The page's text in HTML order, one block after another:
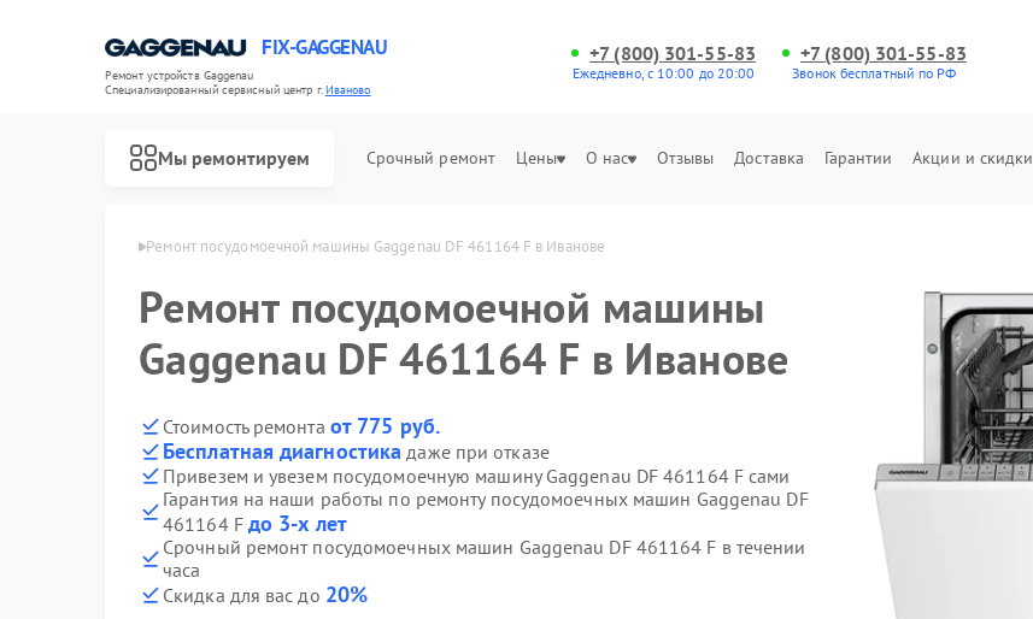
FIX-GAGGENAU
Ремонт устройств Gaggenau
Специализированный cервисный центр г.Иваново
+7 (800) 301-55-83
Ежедневно, с 10:00 до 20:00
+7 (800) 301-55-83
Звонок бесплатный по РФ
Мы ремонтируем Срочный ремонт Цены О нас Отзывы Доставка Гарантии Акции и скидки
в Иванове Ремонт посудомоечной машины Gaggenau DF 461164 F в Иванове
Ремонт посудомоечной машины
Gaggenau DF 461164 F в Иванове
Стоимость ремонта от 775 руб.
Бесплатная диагностика даже при отказе
Привезем и увезем посудомоечную машину Gaggenau DF 461164 F сами
Гарантия на наши работы по ремонту посудомоечных машин Gaggenau DF
461164 F до 3-х лет
Срочный ремонт посудомоечных машин Gaggenau DF 461164 F в течении
часа
Скидка для вас до 20%